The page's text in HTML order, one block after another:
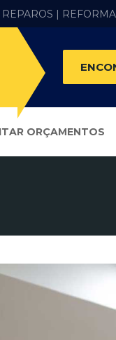
REPAROS |
ORÇAMENTOS